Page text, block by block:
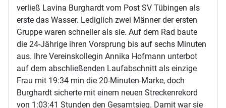
verließ Lavina Burghardt vom Post SV Tübingen als
erste das Wasser. Lediglich zwei Männer der ersten
Gruppe waren schneller als sie. Auf dem Rad baute
die 24-Jährige ihren Vorsprung bis auf sechs Minuten
aus. Ihre Vereinskollegin Annika Hofmann unterbot
auf dem abschließenden Laufabschnitt als einzige
Frau mit 19:34 min die 20-Minuten-Marke, doch
Burghardt sicherte mit einem neuen Streckenrekord
von 1:03:41 Stunden den Gesamtsieg. Damit war sie